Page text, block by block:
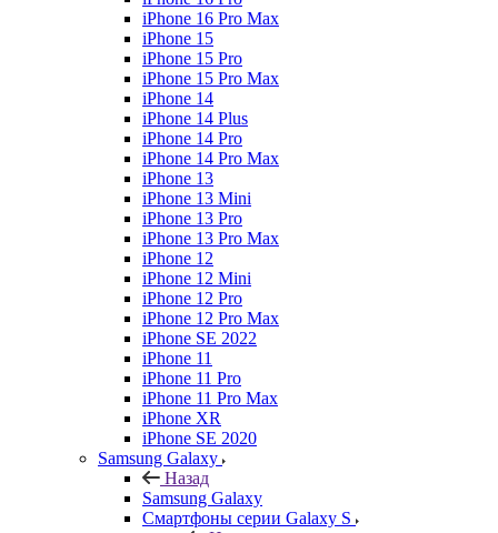
iPhone 16 Pro Max
iPhone 15
iPhone 15 Pro
iPhone 15 Pro Max
iPhone 14
iPhone 14 Plus
iPhone 14 Pro
iPhone 14 Pro Max
iPhone 13
iPhone 13 Mini
iPhone 13 Pro
iPhone 13 Pro Max
iPhone 12
iPhone 12 Mini
iPhone 12 Pro
iPhone 12 Pro Max
iPhone SE 2022
iPhone 11
iPhone 11 Pro
iPhone 11 Pro Max
iPhone XR
iPhone SE 2020
Samsung Galaxy
Назад
Samsung Galaxy
Смартфоны серии Galaxy S